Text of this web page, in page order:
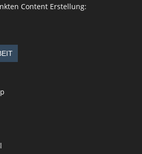
Content Erstellung: